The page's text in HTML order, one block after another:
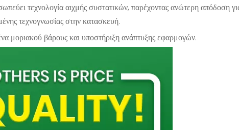
τεχνολογία αιχμής συστατικών, παρέχοντας ανώτερη απόδοση
τεχνογνωσίας στην κατασκευή.
μοριακού βάρους και υποστήριξη ανάπτυξης εφαρμογών.